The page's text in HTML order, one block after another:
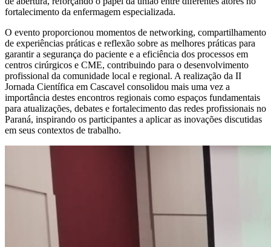
fortalecimento da enfermagem especializada.
O evento proporcionou momentos de networking, compartilhamento
de experiências práticas e reflexão sobre as melhores práticas para
garantir a segurança do paciente e a eficiência dos processos em
centros cirúrgicos e CME, contribuindo para o desenvolvimento
profissional da comunidade local e regional. A realização da II
Jornada Científica em Cascavel consolidou mais uma vez a
importância destes encontros regionais como espaços fundamentais
para atualizações, debates e fortalecimento das redes profissionais no
Paraná, inspirando os participantes a aplicar as inovações discutidas
em seus contextos de trabalho.